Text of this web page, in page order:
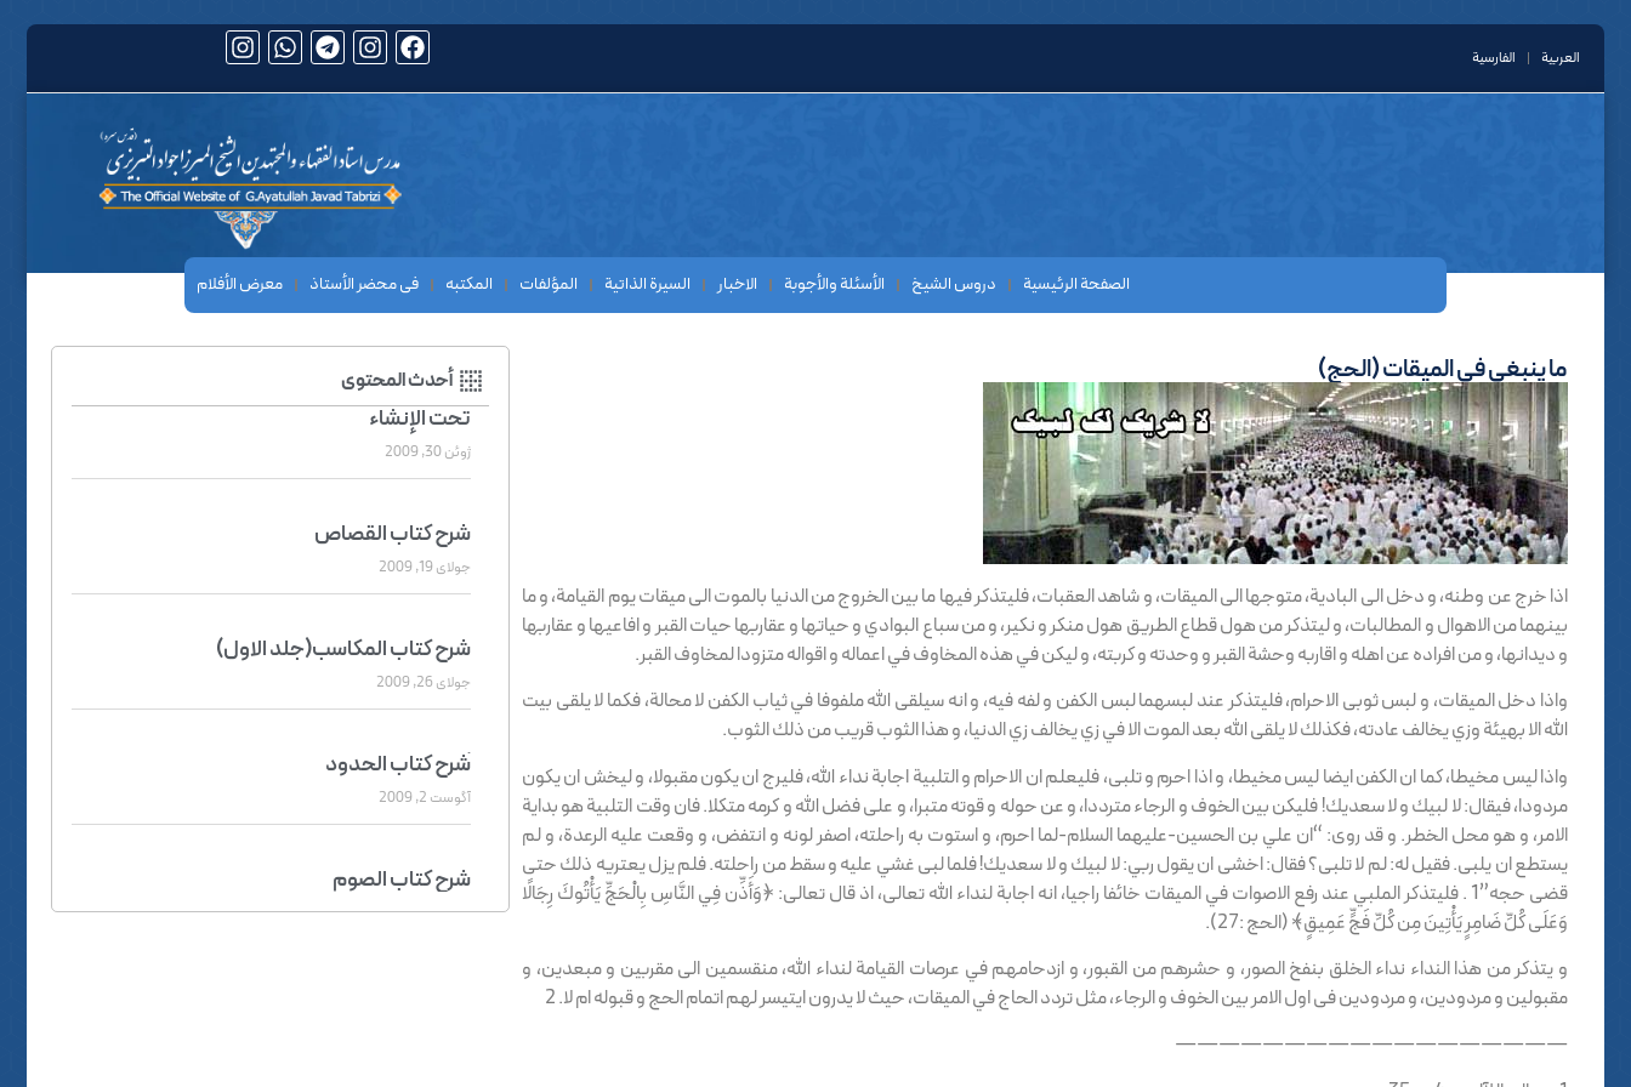
العربیة الفارسیة
الصفحة الرئيسية دروس الشيخ الأسئلة والأجوبة الاخبار السیرة الذاتیة المؤلفات المکتبه فی محضر الأستاذ معرض الأفلام
ما ينبغى في الميقات (الحج)
اذا خرج عن وطنه، و دخل الى البادية، متوجها الى الميقات، و شاهد العقبات، فليتذكر فيها ما بين الخروج من الدنيا بالموت الى ميقات يوم القيامة، و ما
بينهما من الاهوال و المطالبات، و ليتذكر من هول قطاع الطريق هول منكر و نكير، و من سباع البوادي و حياتها و عقاربها حيات القبر و افاعيها و عقاربها
و ديدانها، و من افراده عن اهله و اقاربه وحشة القبر و وحدته و كربته، و ليكن في هذه المخاوف في اعماله و اقواله متزودا لمخاوف القبر.
واذا دخل الميقات، و لبس ثوبى الاحرام، فليتذكر عند لبسهما لبس الكفن و لفه فيه، و انه سيلقى الله ملفوفا في ثياب الكفن لا محالة، فكما لا يلقى بيت
الله الا بهيئة وزي يخالف عادته، فكذلك لا يلقى الله بعد الموت الا في زي يخالف زي الدنيا، و هذا الثوب قريب من ذلك الثوب.
واذا ليس مخيطا، كما ان الكفن ايضا ليس مخيطا، و اذا احرم و تلبى، فليعلم ان الاحرام و التلبية اجابة نداء الله، فليرج ان يكون مقبولا، و ليخش ان يكون
مردودا، فيقال: لا لبيك و لا سعديك! فليكن بين الخوف و الرجاء مترددا، و عن حوله و قوته متبرا، و على فضل الله و كرمه متكلا. فان وقت التلبية هو بداية
الامر، و هو محل الخطر. و قد روى: “ان علي بن الحسين-عليهما السلام-لما احرم، و استوت به راحلته، اصفر لونه و انتفض، و وقعت عليه الرعدة، و لم
يستطع ان يلبى. فقيل له: لم لا تلبى؟ فقال: اخشى ان يقول ربي: لا لبيك و لا سعديك! فلما لبى غشي عليه و سقط من راحلته. فلم يزل يعتريه ذلك حتى
قضى حجه”1 . فليتذكر الملبي عند رفع الاصوات في الميقات خائفا راجيا، انه اجابة لنداء الله تعالى، اذ قال تعالى: ﴿وَأَذِّن فِي النَّاسِ بِالْحَجِّ يَأْتُوكَ رِجَالًا
وَعَلَى كُلِّ ضَامِرٍ يَأْتِينَ مِن كُلِّ فَجٍّ عَمِيقٍ﴾ (الحج :27).
و يتذكر من هذا النداء نداء الخلق بنفخ الصور، و حشرهم من القبور، و ازدحامهم في عرصات القيامة لنداء الله، منقسمين الى مقربين و مبعدين، و
مقبولين و مردودين، و مردودين فى اول الامر بين الخوف و الرجاء، مثل تردد الحاج في الميقات، حيث لا يدرون ايتيسر لهم اتمام الحج و قبوله ام لا. 2
——————————————————
أحدث المحتوى
تحت الإنشاء
ژوئن 30, 2009
شرح کتاب القصاص
جولای 19, 2009
شرح کتاب المکاسب(جلد الاول)
جولای 26, 2009
َشرح کتاب الحدود
آگوست 2, 2009
شرح کتاب الصوم
آگوست 12, 2009